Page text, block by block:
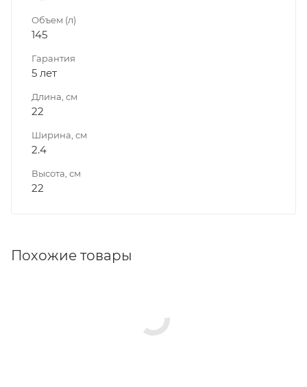
Объем (л)
145
Гарантия
5 лет
Длина, см
22
Ширина, см
2.4
Высота, см
22
Похожие товары